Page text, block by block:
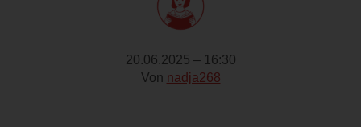
20.06.2025 – 16:30
Von nadja268